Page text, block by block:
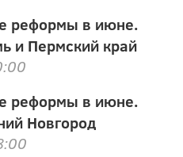
реформы в июне.
и Пермский край
реформы в июне.
Новгород